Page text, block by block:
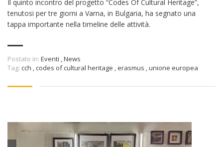
Il quinto incontro del progetto “Codes Of Cultural Heritage”,
tenutosi per tre giorni a Varna, in Bulgaria, ha segnato una
tappa importante nella timeline delle attività.
Postato in: Eventi ,News
Tag: cch ,codes of cultural heritage , erasmus ,unione europea